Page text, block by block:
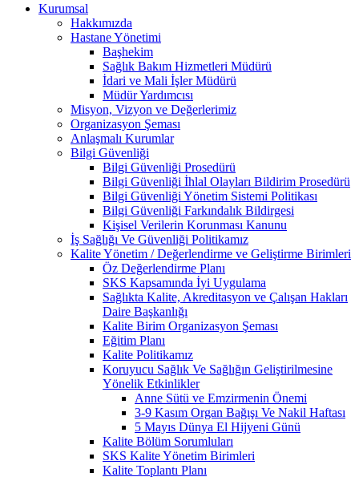
Kurumsal
Hakkımızda
Hastane Yönetimi
Başhekim
Sağlık Bakım Hizmetleri Müdürü
İdari ve Mali İşler Müdürü
Müdür Yardımcısı
Misyon, Vizyon ve Değerlerimiz
Organizasyon Şeması
Anlaşmalı Kurumlar
Bilgi Güvenliği
Bilgi Güvenliği Prosedürü
Bilgi Güvenliği İhlal Olayları Bildirim Prosedürü
Bilgi Güvenliği Yönetim Sistemi Politikası
Bilgi Güvenliği Farkındalık Bildirgesi
Kişisel Verilerin Korunması Kanunu
İş Sağlığı Ve Güvenliği Politikamız
Kalite Yönetim / Değerlendirme ve Geliştirme Birimleri
Öz Değerlendirme Planı
SKS Kapsamında İyi Uygulama
Sağlıkta Kalite, Akreditasyon ve Çalışan Hakları
Daire Başkanlığı
Kalite Birim Organizasyon Şeması
Eğitim Planı
Kalite Politikamız
Koruyucu Sağlık Ve Sağlığın Geliştirilmesine
Yönelik Etkinlikler
Anne Sütü ve Emzirmenin Önemi
3-9 Kasım Organ Bağışı Ve Nakil Haftası
5 Mayıs Dünya El Hijyeni Günü
Kalite Bölüm Sorumluları
SKS Kalite Yönetim Birimleri
Kalite Toplantı Planı